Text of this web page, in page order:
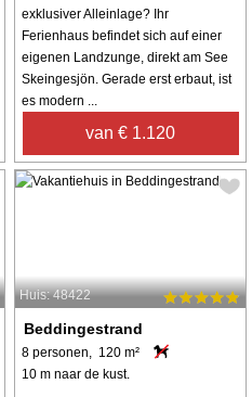
exklusiver Alleinlage? Ihr
Ferienhaus befindet sich auf einer
eigenen Landzunge, direkt am See
Skeingesjön. Gerade erst erbaut, ist
es modern ...
van € 1.120
Huis: 48422
Beddingestrand
8 personen, 120 m²
10 m naar de kust.